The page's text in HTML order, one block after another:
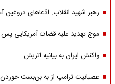
رهبر شهید انقلاب: ادّعاهای دروغین
موج تهدید علیه قضات آمریکایی
واکنش ایران به بیانیه اتریش
عصبانیت ترامپ از به بن‌بست خوردن